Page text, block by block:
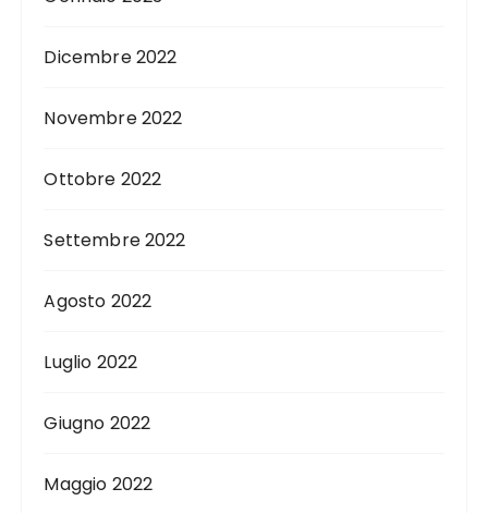
Dicembre 2022
Novembre 2022
Ottobre 2022
Settembre 2022
Agosto 2022
Luglio 2022
Giugno 2022
Maggio 2022